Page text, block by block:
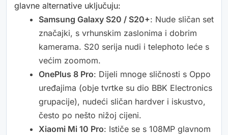
glavne alternative uključuju:
Samsung Galaxy S20 / S20+: Nude sličan set
značajki, s vrhunskim zaslonima i dobrim
kamerama. S20 serija nudi i telephoto leće s
većim zoomom.
OnePlus 8 Pro: Dijeli mnoge sličnosti s Oppo
uređajima (obje tvrtke su dio BBK Electronics
grupacije), nudeći sličan hardver i iskustvo,
često po nešto nižoj cijeni.
Xiaomi Mi 10 Pro: Ističe se s 108MP glavnom